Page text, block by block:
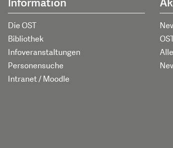
Die OST
Bibliothek
Infoveranstaltungen
Personensuche
Intranet / Moodle